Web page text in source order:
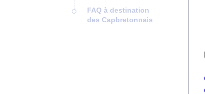
FAQ à destination
des Capbretonnais